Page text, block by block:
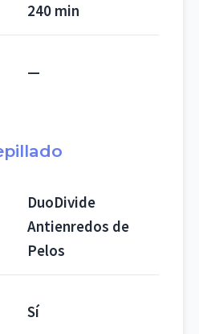
240 min
—
DuoDivide
Antienredos de
Pelos
Sí